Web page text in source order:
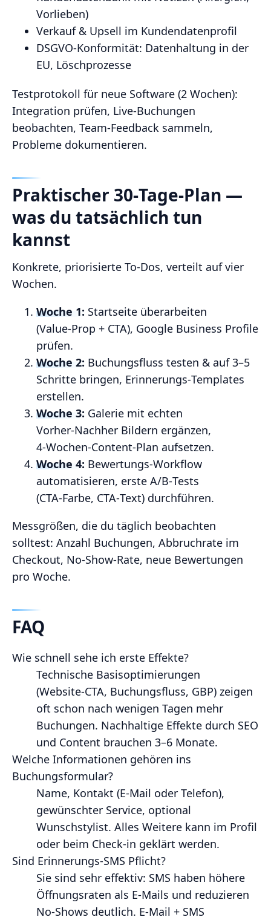
Vorlieben)
Verkauf & Upsell im Kundendatenprofil
DSGVO‑Konformität: Datenhaltung in der
EU, Löschprozesse
Testprotokoll für neue Software (2 Wochen):
Integration prüfen, Live‑Buchungen
beobachten, Team‑Feedback sammeln,
Probleme dokumentieren.
Praktischer 30‑Tage‑Plan —
was du tatsächlich tun
kannst
Konkrete, priorisierte To‑Dos, verteilt auf vier
Wochen.
Woche 1: Startseite überarbeiten
(Value‑Prop + CTA), Google Business Profile
prüfen.
Woche 2: Buchungsfluss testen & auf 3–5
Schritte bringen, Erinnerungs‑Templates
erstellen.
Woche 3: Galerie mit echten
Vorher‑Nachher Bildern ergänzen,
4‑Wochen‑Content‑Plan aufsetzen.
Woche 4: Bewertungs‑Workflow
automatisieren, erste A/B‑Tests
(CTA‑Farbe, CTA‑Text) durchführen.
Messgrößen, die du täglich beobachten
solltest: Anzahl Buchungen, Abbruchrate im
Checkout, No‑Show‑Rate, neue Bewertungen
pro Woche.
FAQ
Wie schnell sehe ich erste Effekte?
Technische Basisoptimierungen
(Website‑CTA, Buchungsfluss, GBP) zeigen
oft schon nach wenigen Tagen mehr
Buchungen. Nachhaltige Effekte durch SEO
und Content brauchen 3–6 Monate.
Welche Informationen gehören ins
Buchungsformular?
Name, Kontakt (E‑Mail oder Telefon),
gewünschter Service, optional
Wunschstylist. Alles Weitere kann im Profil
oder beim Check‑in geklärt werden.
Sind Erinnerungs‑SMS Pflicht?
Sie sind sehr effektiv: SMS haben höhere
Öffnungsraten als E‑Mails und reduzieren
No‑Shows deutlich. E‑Mail + SMS